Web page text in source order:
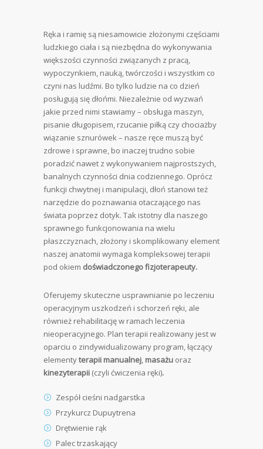
Ręka i ramię są niesamowicie złożonymi częściami
ludzkiego ciała i są niezbędna do wykonywania
większości czynności związanych z pracą,
wypoczynkiem, nauką, twórczości i wszystkim co
czyni nas ludźmi. Bo tylko ludzie na co dzień
posługują się dłońmi. Niezależnie od wyzwań
jakie przed nimi stawiamy – obsługa maszyn,
pisanie długopisem, rzucanie piłką czy chociażby
wiązanie sznurówek – nasze ręce muszą być
zdrowe i sprawne, bo inaczej trudno sobie
poradzić nawet z wykonywaniem najprostszych,
banalnych czynności dnia codziennego. Oprócz
funkcji chwytnej i manipulacji, dłoń stanowi też
narzędzie do poznawania otaczającego nas
świata poprzez dotyk. Tak istotny dla naszego
sprawnego funkcjonowania na wielu
płaszczyznach, złożony i skomplikowany element
naszej anatomii wymaga kompleksowej terapii
pod okiem doświadczonego fizjoterapeuty.
Oferujemy skuteczne usprawnianie po leczeniu
operacyjnym uszkodzeń i schorzeń ręki, ale
również rehabilitację w ramach leczenia
nieoperacyjnego. Plan terapii realizowany jest w
oparciu o zindywidualizowany program, łączący
elementyterapii manualnej, masażu oraz
kinezyterapii (czyli ćwiczenia ręki).
Zespół cieśni nadgarstka
Przykurcz Dupuytrena
Drętwienie rąk
Palec trzaskający